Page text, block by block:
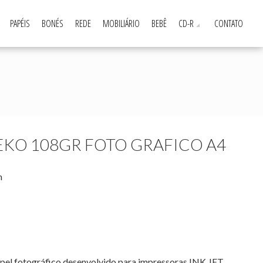
PAPÉIS BONÉS REDE MOBILIÁRIO BEBÊ CD-R CONTATO
108GR FOTO GRAFICO A4